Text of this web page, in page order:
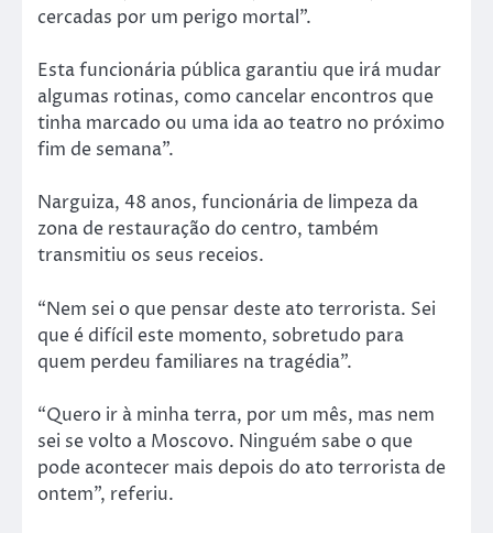
cercadas por um perigo mortal”.
Esta funcionária pública garantiu que irá mudar
algumas rotinas, como cancelar encontros que
tinha marcado ou uma ida ao teatro no próximo
fim de semana”.
Narguiza, 48 anos, funcionária de limpeza da
zona de restauração do centro, também
transmitiu os seus receios.
“Nem sei o que pensar deste ato terrorista. Sei
que é difícil este momento, sobretudo para
quem perdeu familiares na tragédia”.
“Quero ir à minha terra, por um mês, mas nem
sei se volto a Moscovo. Ninguém sabe o que
pode acontecer mais depois do ato terrorista de
ontem”, referiu.